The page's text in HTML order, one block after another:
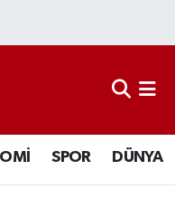
SPOR DÜNYA
Fikstür